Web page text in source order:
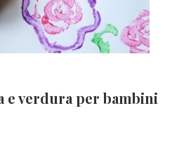
verdura per bambini